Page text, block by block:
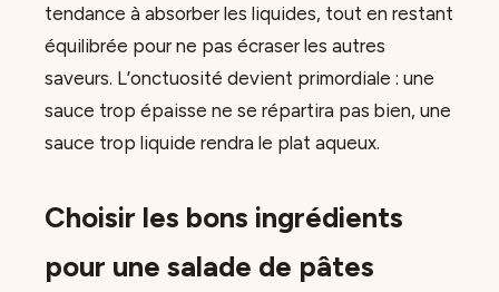
tendance à absorber les liquides, tout en restant
équilibrée pour ne pas écraser les autres
saveurs. L’onctuosité devient primordiale : une
sauce trop épaisse ne se répartira pas bien, une
sauce trop liquide rendra le plat aqueux.
Choisir les bons ingrédients
pour une salade de pâtes